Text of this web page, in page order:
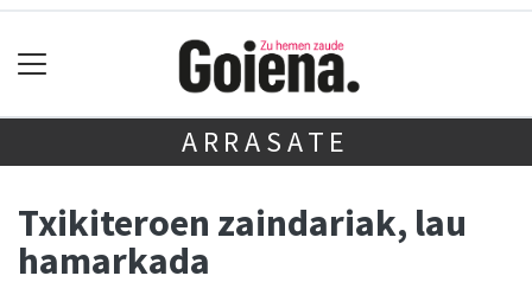
ARRASATE
Txikiteroen zaindariak, lau
hamarkada